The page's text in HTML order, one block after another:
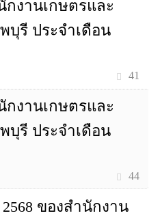
งานเกษตรและ
รี ประจำเดือน
41
งานเกษตรและ
รี ประจำเดือน
44
ของสำนักงาน